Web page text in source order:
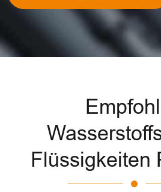
Flüssigkeiten